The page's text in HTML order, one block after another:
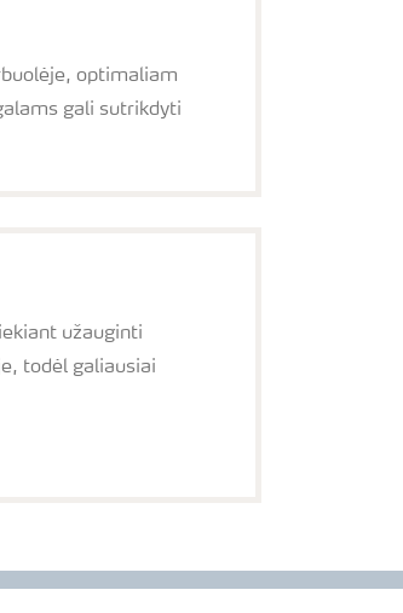
optimaliam
gali sutrikdyti
užauginti
todėl galiausiai